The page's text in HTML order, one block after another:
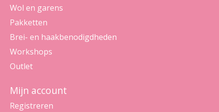
Wol en garens
Pakketten
Brei- en haakbenodigdheden
Workshops
Outlet
Mijn account
Registreren